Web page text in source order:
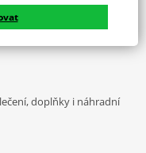
doplňky i náhradní